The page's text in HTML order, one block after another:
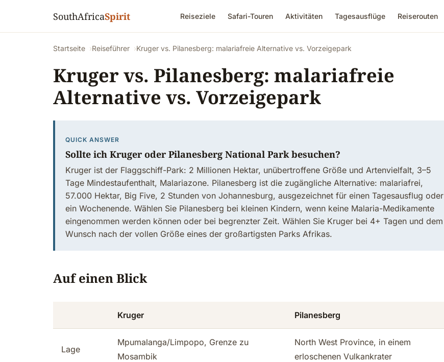
SouthAfricaSpirit Reiseziele Safari-Touren Aktivitäten Tagesausflüge Reiserouten
Startseite Reiseführer Kruger vs. Pilanesberg: malariafreie Alternative vs. Vorzeigepark
Kruger vs. Pilanesberg: malariafreie
Alternative vs. Vorzeigepark
QUICK ANSWER
Sollte ich Kruger oder Pilanesberg National Park besuchen?
Kruger ist der Flaggschiff-Park: 2 Millionen Hektar, unübertroffene Größe und Artenvielfalt, 3–5
Tage Mindestaufenthalt, Malariazone. Pilanesberg ist die zugängliche Alternative: malariafrei,
57.000 Hektar, Big Five, 2 Stunden von Johannesburg, ausgezeichnet für einen Tagesausflug oder
ein Wochenende. Wählen Sie Pilanesberg bei kleinen Kindern, wenn keine Malaria-Medikamente
eingenommen werden können oder bei begrenzter Zeit. Wählen Sie Kruger bei 4+ Tagen und dem
Wunsch nach der vollen Größe eines der großartigsten Parks Afrikas.
Auf einen Blick
Kruger Pilanesberg
Lage
Mpumalanga/Limpopo, Grenze zu
Mosambik
North West Province, in einem
erloschenen Vulkankrater